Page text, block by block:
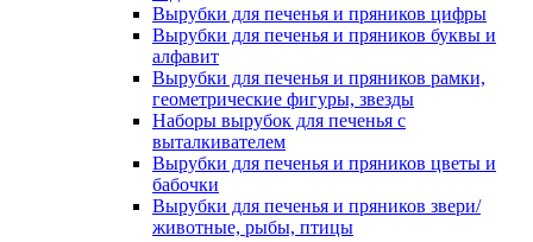
Вырубки для печенья и пряников цифры
Вырубки для печенья и пряников буквы и
алфавит
Вырубки для печенья и пряников рамки,
геометрические фигуры, звезды
Наборы вырубок для печенья с
выталкивателем
Вырубки для печенья и пряников цветы и
бабочки
Вырубки для печенья и пряников звери/
животные, рыбы, птицы